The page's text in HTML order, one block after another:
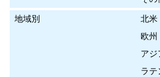
地域別
北米
欧州
アジ
ラテ